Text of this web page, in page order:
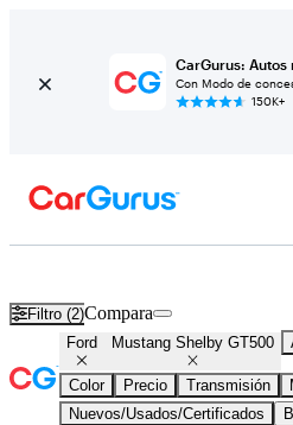
CarGurus: Autos
Con Modo de
150K+
Filtro (2)Compara
Ford Mustang Shelby GT500
Color Precio Transmisión
Nuevos/Usados/Certificados